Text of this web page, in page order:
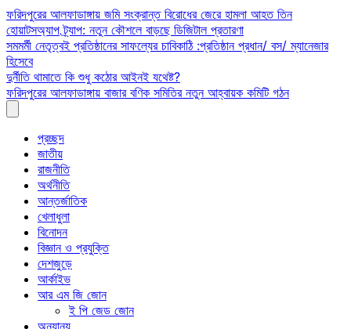
Skip
to
content
ফরিদপুরের আলফাডাঙ্গায় জমি সংক্রান্ত বিরোধের জেরে হামলা আহত তিন
হোয়াটসঅ্যাপ ট্র্যাপ: নতুন কৌশলে বাড়ছে ডিজিটাল প্রতারণা
সমমর্মী নেতৃত্বই প্রতিষ্ঠানের সাফল্যের চাবিকাঠি :প্রতিষ্ঠান প্রধান/ বস/ ম্যানেজার
হিসেবে
দুর্নীতি থামাতে কি শুধু কঠোর আইনই যথেষ্ট?
ফরিদপুরের আলফাডাঙ্গায় বাজার বণিক সমিতির নতুন আহ্বায়ক কমিটি গঠন
প্রচ্ছদ
জাতীয়
রাজনীতি
অর্থনীতি
আন্তর্জাতিক
খেলাধুলা
বিনোদন
বিজ্ঞান ও প্রযুক্তি
দেশজুড়ে
আর্কাইভ
আর এম জি জোন
ই পি জেড জোন
অন্যান্য